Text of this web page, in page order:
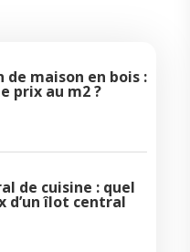
de maison en bois :
prix au m2 ?
de cuisine : quel
d’un îlot central